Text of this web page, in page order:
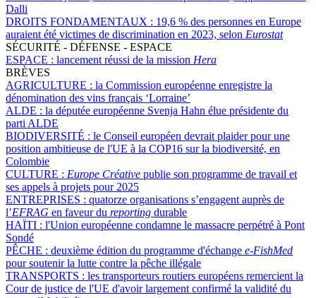
Dalli
DROITS FONDAMENTAUX : 19,6 % des personnes en Europe
auraient été victimes de discrimination en 2023, selon Eurostat
SÉCURITÉ - DÉFENSE - ESPACE
ESPACE : lancement réussi de la mission Hera
BRÈVES
AGRICULTURE : la Commission européenne enregistre la
dénomination des vins français ‘Lorraine’
ALDE : la députée européenne Svenja Hahn élue présidente du
parti ALDE
BIODIVERSITÉ : le Conseil européen devrait plaider pour une
position ambitieuse de l'UE à la COP16 sur la biodiversité, en
Colombie
CULTURE : Europe Créative publie son programme de travail et
ses appels à projets pour 2025
ENTREPRISES : quatorze organisations s’engagent auprès de
l’EFRAG en faveur du reporting durable
HAÏTI : l'Union européenne condamne le massacre perpétré à Pont
Sondé
PÊCHE : deuxième édition du programme d'échange e-FishMed
pour soutenir la lutte contre la pêche illégale
TRANSPORTS : les transporteurs routiers européens remercient la
Cour de justice de l'UE d'avoir largement confirmé la validité du